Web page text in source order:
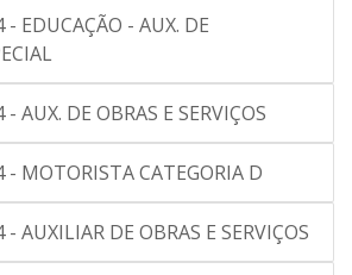
EDUCAÇÃO - AUX. DE
AUX. DE OBRAS E SERVIÇOS
MOTORISTA CATEGORIA D
AUXILIAR DE OBRAS E SERVIÇOS